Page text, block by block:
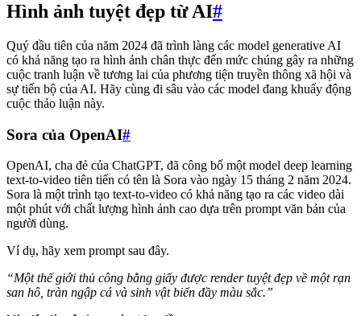
Hình ảnh tuyệt đẹp từ AI#
Quý đầu tiên của năm 2024 đã trình làng các model generative AI
có khả năng tạo ra hình ảnh chân thực đến mức chúng gây ra những
cuộc tranh luận về tương lai của phương tiện truyền thông xã hội và
sự tiến bộ của AI. Hãy cùng đi sâu vào các model đang khuấy động
cuộc thảo luận này.
Sora của OpenAI#
OpenAI, cha đẻ của ChatGPT, đã công bố một model deep learning
text-to-video tiên tiến có tên là Sora vào ngày 15 tháng 2 năm 2024.
Sora là một trình tạo text-to-video có khả năng tạo ra các video dài
một phút với chất lượng hình ảnh cao dựa trên prompt văn bản của
người dùng.
Ví dụ, hãy xem prompt sau đây.
“Một thế giới thủ công bằng giấy được render tuyệt đẹp về một rạn
san hô, tràn ngập cá và sinh vật biển đầy màu sắc.”